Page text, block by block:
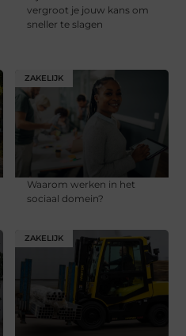
vergroot je jouw kans om
sneller te slagen
ZAKELIJK
Waarom werken in het
sociaal domein?
ZAKELIJK